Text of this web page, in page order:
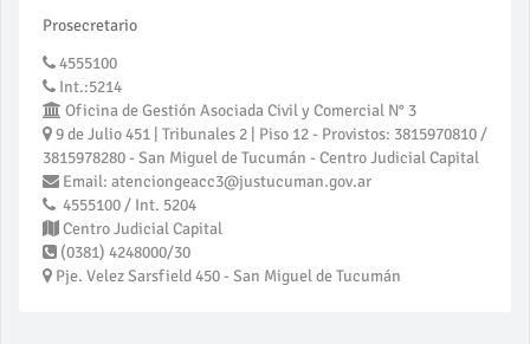
Prosecretario
4555100
Int.:5214
Oficina de Gestión Asociada Civil y Comercial N° 3
9 de Julio 451 | Tribunales 2 | Piso 12 - Provistos: 3815970810 /
3815978280 - San Miguel de Tucumán - Centro Judicial Capital
Email: atenciongeacc3@justucuman.gov.ar
4555100 / Int. 5204
Centro Judicial Capital
(0381) 4248000/30
Pje. Velez Sarsfield 450 - San Miguel de Tucumán